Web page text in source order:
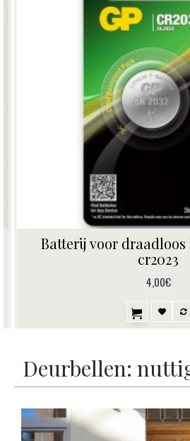
Batterijen voor draadloos
cel
14,00€
Deurbellen: